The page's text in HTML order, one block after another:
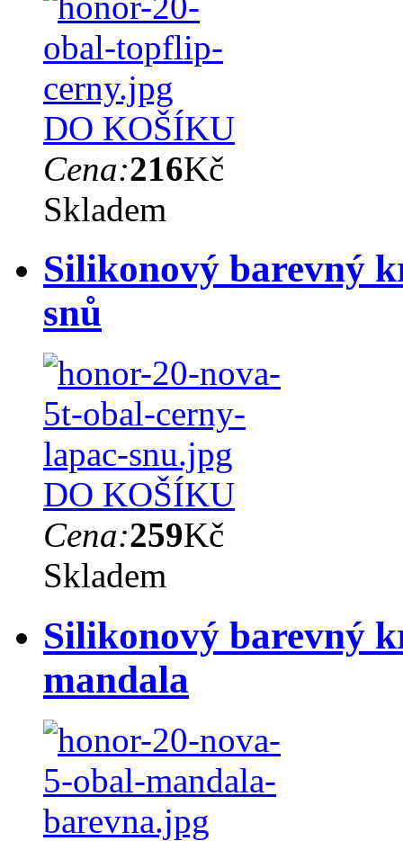
DO KOŠÍKU
Cena:216Kč
Skladem
Silikonový barevný
snů
DO KOŠÍKU
Cena:259Kč
Skladem
Silikonový barevný
mandala